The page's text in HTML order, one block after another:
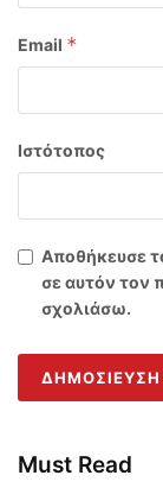
Email *
Ιστότοπος
Αποθήκευσε
σε αυτόν τον
σχολιάσω.
Must Read